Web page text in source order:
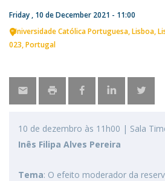
Friday , 10 de December 2021 - 11:00
Universidade Católica Portuguesa Lisboa
023 Portugal
10 de dezembro às 11h00 | Sala
Inês Filipa Alves Pereira
Tema: O efeito moderador da